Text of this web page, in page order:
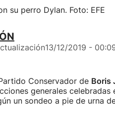
su perro Dylan. Foto: EFE
13/12/2019 -
Conservador de Boris
generales
un sondeo a pie de urna